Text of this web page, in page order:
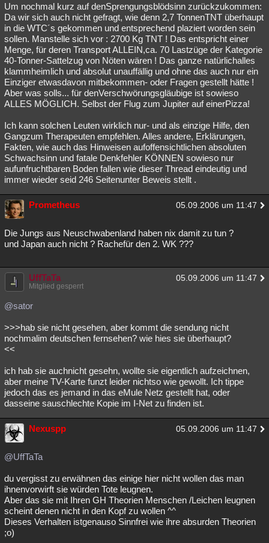
Um nochmal kurz auf denSprengungsblödsinn zurückzukommen:
Da wir sich auch nicht gefragt, wie denn 2,7 TonnenTNT überhaupt
in die WTC´s gekommen und entsprechend plaziert worden sein
sollen. Manstelle sich vor : 2700 Kg TNT ! Das entspricht einer
Menge, für deren Transport ALLEIN,ca. 70 Lastzüge der Kategorie
40-Tonner-Sattelzug von Nöten wären ! Das ganze natürlichalles
klammheimlich und absolut unauffällig und ohne das auch nur ein
Einziger etwasdavon mitbekommen- oder Fragen gestellt hätte !
Aber was solls... für denVerschwörungsgläubige ist sowieso
ALLES MÖGLICH. Selbst der Flug zum Jupiter auf einerPizza!
Ich kann solchen Leuten wirklich nur- und als einzige Hilfe, den
Gangzum Therapeuten empfehlen. Alles andere, Erklärungen,
Fakten, wie auch das Hinweisen aufoffensichtlichen absoluten
Schwachsinn und fatale Denkfehler KÖNNEN sowieso nur
aufunfruchtbaren Boden fallen wie dieser Thread eindeutig und
immer wieder seid 246 Seitenunter Beweis stellt .
Prometheus 05.09.2006 um 11:47
Die Jungs aus Neuschwabenland haben nix damit zu tun ?
und Japan auch nicht ? Rachefür den 2. WK ???
UffTaTa 05.09.2006 um 11:47
Mitglied gesperrt
@sator
>>>hab sie nicht gesehen, aber kommt die sendung nicht
nochmalim deutschen fernsehen? wie hies sie überhaupt?
<<
ich hab sie auchnicht gesehn, wollte sie eigentlich aufzeichnen,
aber meine TV-Karte funzt leider nichtso wie gewollt. Ich tippe
jedoch das es jemand in das eMule Netz gestellt hat, oder
dasseine sauschlechte Kopie im I-Net zu finden ist.
Nexuspp 05.09.2006 um 11:47
@UffTaTa
du vergisst zu erwähnen das einige hier nicht wollen das man
ihnenvorwirft sie würden Tote leugnen.
Aber das sie mit Ihren GH Theorien Menschen /Leichen leugnen
scheint denen nicht in den Kopf zu wollen ^^
Dieses Verhalten istgenauso Sinnfrei wie ihre absurden Theorien
;o)